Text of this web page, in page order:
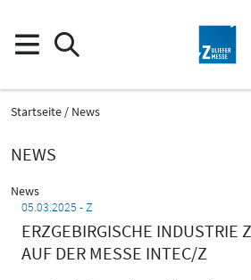
Startseite
News
NEWS
News
05.03.2025
Z
ERZGEBIRGISCHE INDUSTRIE
AUF DER MESSE INTEC/Z